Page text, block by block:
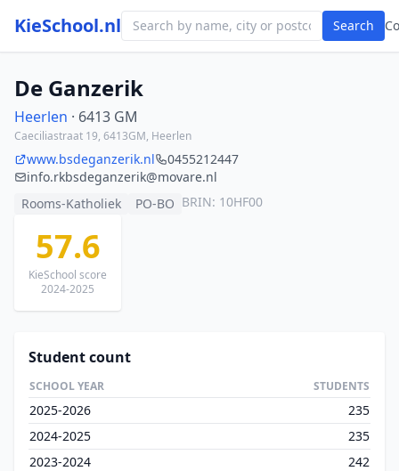
KieSchool.nl Search
De Ganzerik
Heerlen · 6413 GM
Caeciliastraat 19, 6413GM, Heerlen
www.bsdeganzerik.nl
0455212447
info.rkbsdeganzerik@movare.nl
Rooms-Katholiek
PO-BO BRIN: 10HF00
57.6
KieSchool score
2024-2025
Student count
SCHOOL YEAR STUDENTS
2025-2026
235
2024-2025
235
2023-2024
242